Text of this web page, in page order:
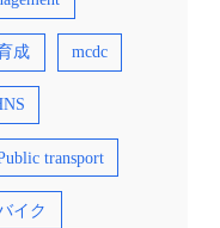
比較して
Bee
、労働者
ンで、ま
れている
とする目
の「ライト
成 mcdc
transport
イク